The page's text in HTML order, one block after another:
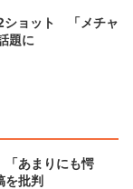
ショット 「メチャ
題に
「あまりにも愕
を批判